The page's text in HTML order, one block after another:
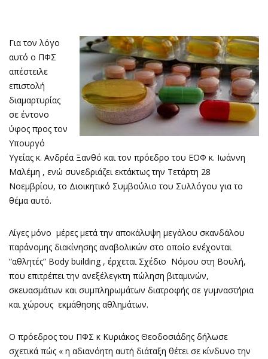
Για τον λόγο
αυτό ο ΠΦΣ
απέστειλε
επιστολή
διαμαρτυρίας
σε έντονο
ύφος προς τον
Υπουργό
Υγείας κ. Ανδρέα Ξανθό και τον πρόεδρο του ΕΟΦ κ. Ιωάννη
Μαλέμη , ενώ συνεδριάζει εκτάκτως την Τετάρτη 28
Νοεμβρίου, το Διοικητικό Συμβούλιο του Συλλόγου για το
θέμα αυτό.
Λίγες μόνο μέρες μετά την αποκάλυψη μεγάλου σκανδάλου
παράνομης διακίνησης αναβολικών στο οποίο ενέχονται
“αθλητές” Body building , έρχεται Σχέδιο Νόμου στη Βουλή,
που επιτρέπει την ανεξέλεγκτη πώληση βιταμινών,
σκευασμάτων και συμπληρωμάτων διατροφής σε γυμναστήρια
και χώρους εκμάθησης αθλημάτων.
Ο πρόεδρος του ΠΦΣ κ Κυριάκος Θεοδοσιάδης δήλωσε
σχετικά πώς « η αδιανόητη αυτή διάταξη θέτει σε κίνδυνο την